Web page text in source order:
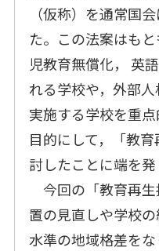
（仮称）を通常国
た。この法案はも
児教育無償化， 英
れる学校や，外部
実施する学校を重
目的にして，「教
討したことに端を発
今回の「教育再
置の見直しや学校
水準の地域格差を